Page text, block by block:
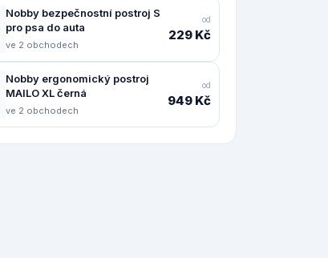
Nobby bezpečnostní postroj S
pro psa do auta
ve 2 obchodech
od
229 Kč
Nobby ergonomický postroj
MAILO XL černá
ve 2 obchodech
od
949 Kč